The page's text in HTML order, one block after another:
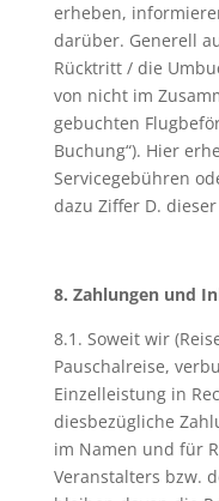
erheben,
darüber. Generell
Rücktritt / die
von nicht im
gebuchten
Buchung“). Hier
Servicegebühren
dazu Ziffer D. dieser
8. Zahlungen und
8.1. Soweit wir
Pauschalreise,
Einzelleistung in
diesbezügliche
im Namen und für
Veranstalters bzw.